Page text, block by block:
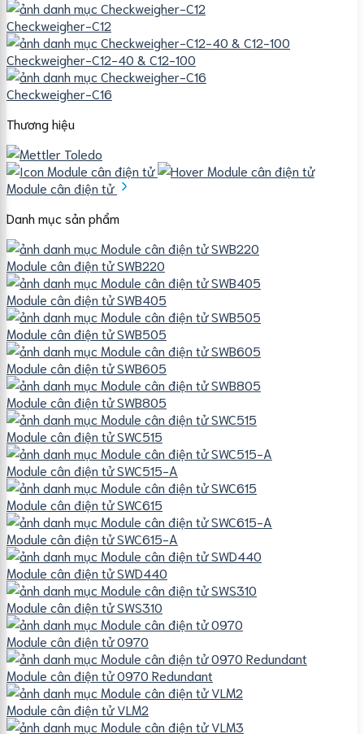
Checkweigher-C12
Checkweigher-C12-40 & C12-100
Checkweigher-C16
Thương hiệu
Module cân điện tử
Danh mục sản phẩm
Module cân điện tử SWB220
Module cân điện tử SWB405
Module cân điện tử SWB505
Module cân điện tử SWB605
Module cân điện tử SWB805
Module cân điện tử SWC515
Module cân điện tử SWC515-A
Module cân điện tử SWC615
Module cân điện tử SWC615-A
Module cân điện tử SWD440
Module cân điện tử SWS310
Module cân điện tử 0970
Module cân điện tử 0970 Redundant
Module cân điện tử VLM2